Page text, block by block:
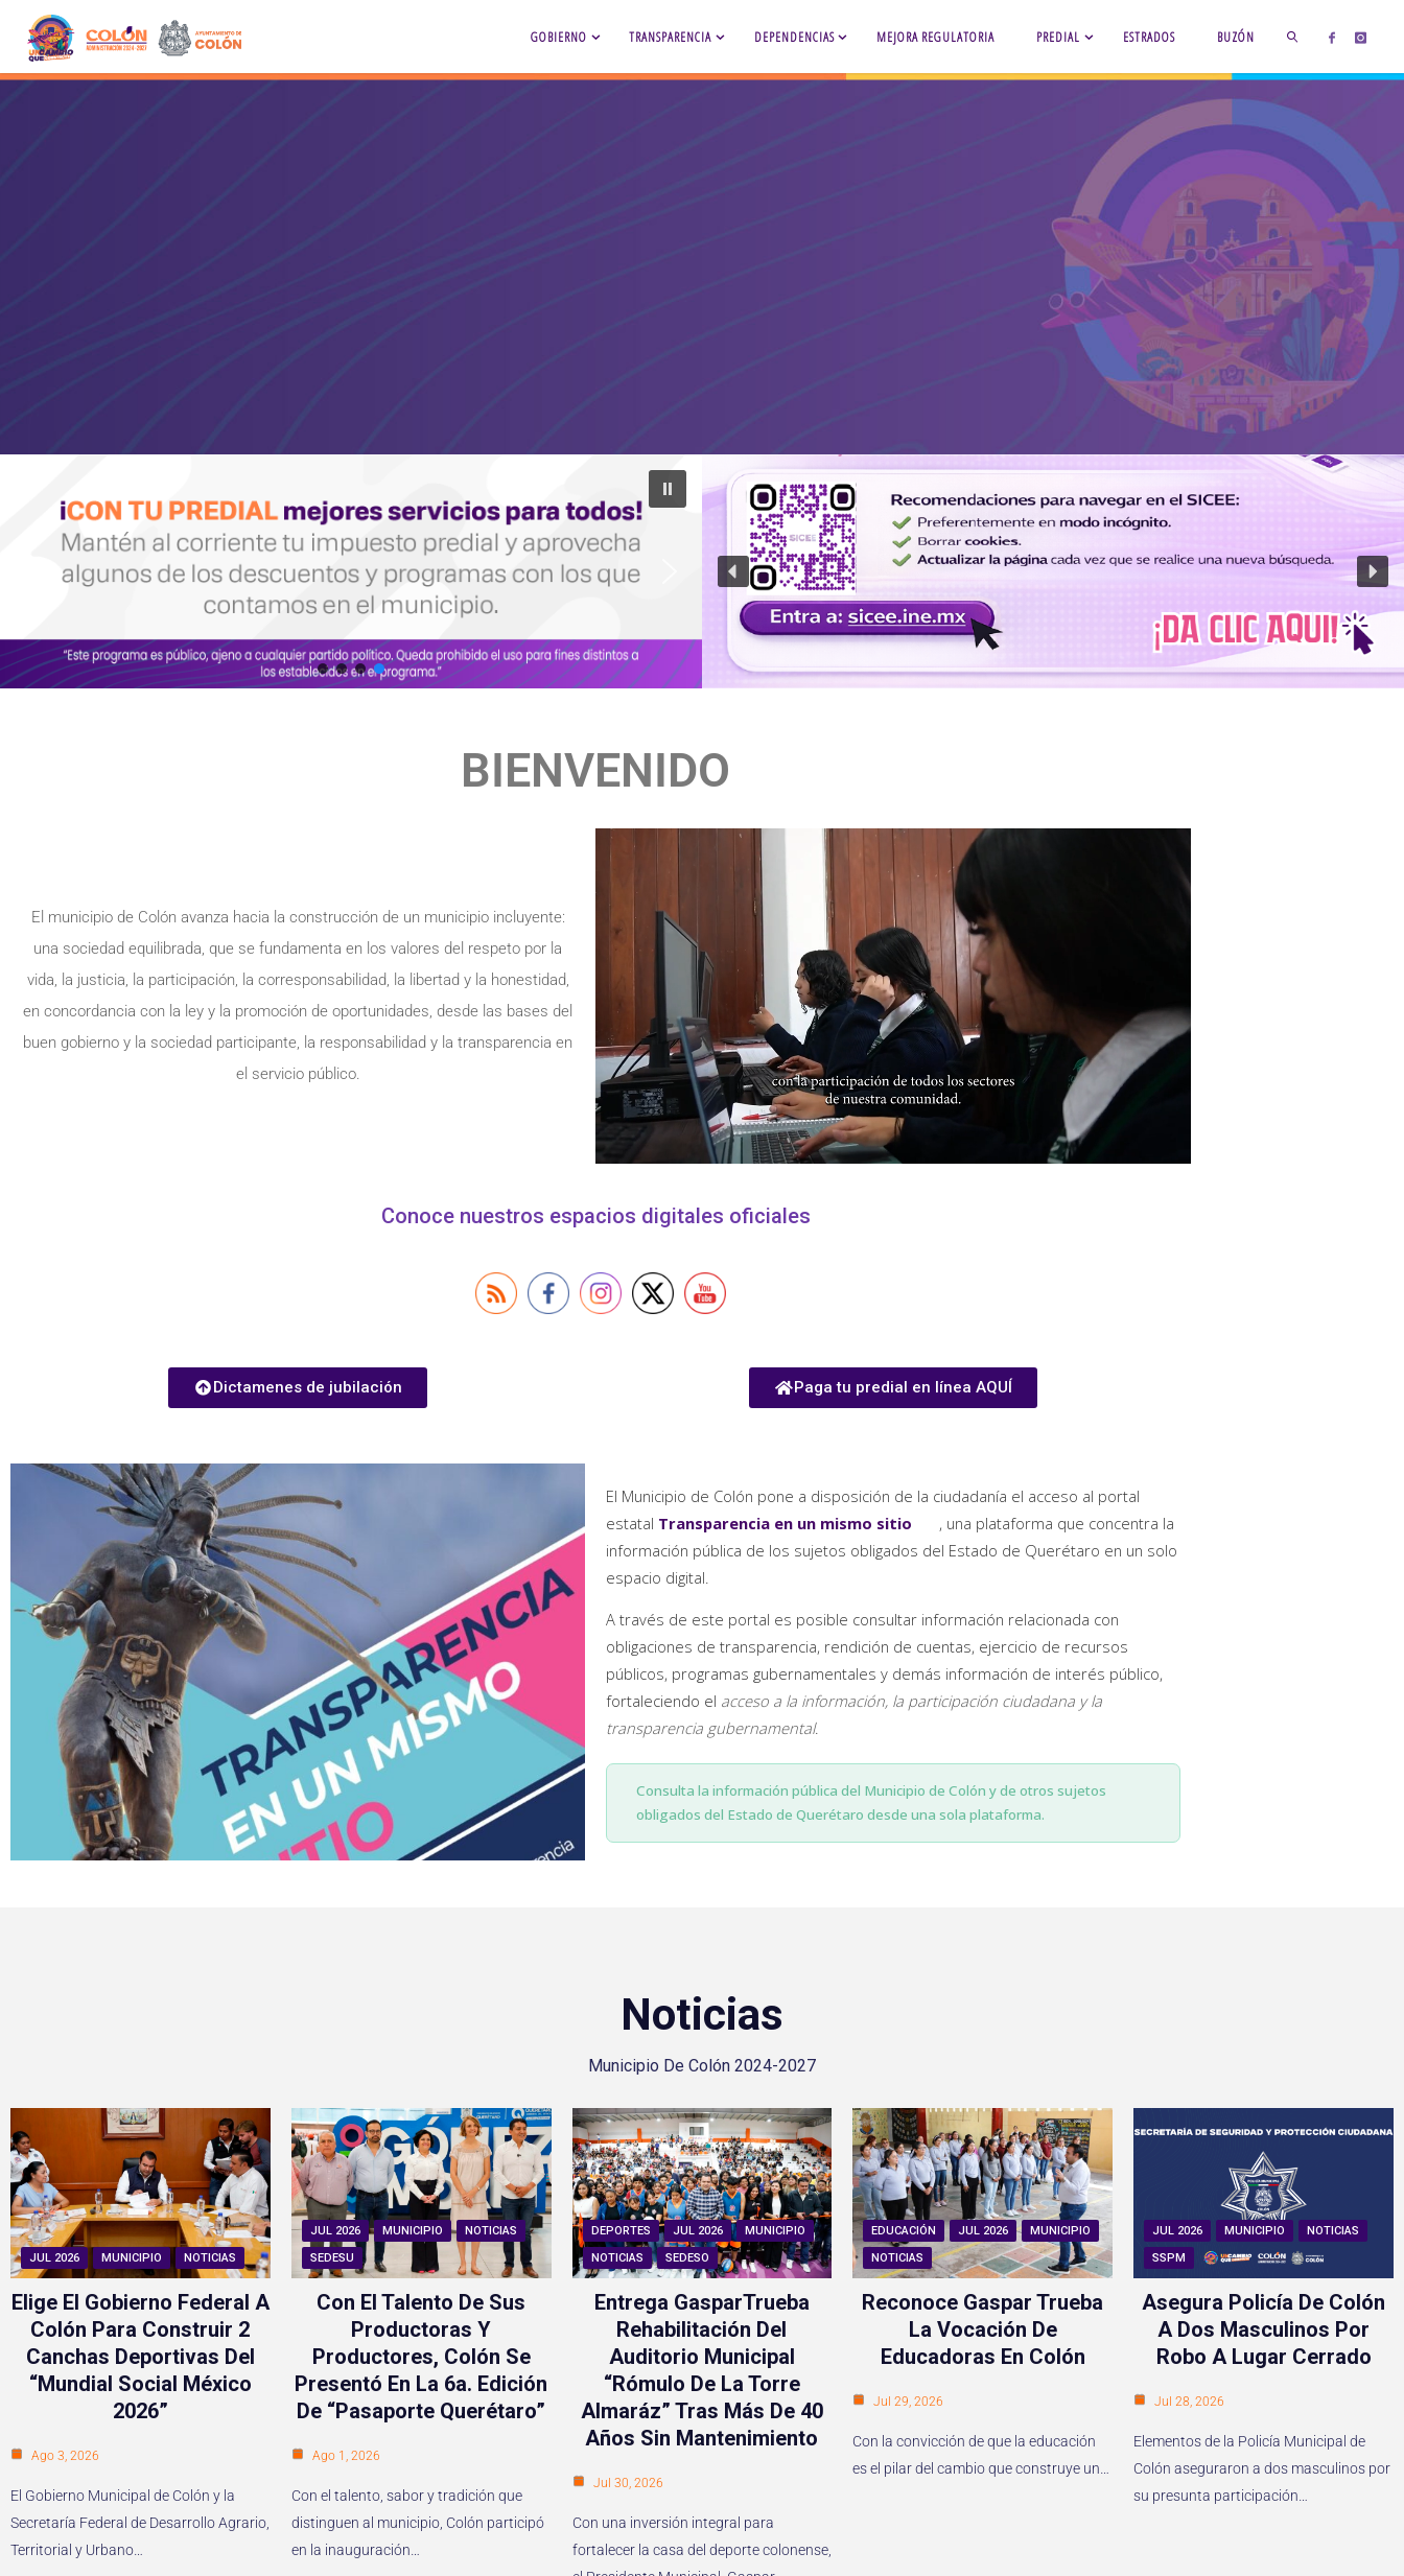
GOBIERNO TRANSPARENCIA DEPENDENCIAS MEJORA REGULATORIA PREDIAL ESTRADOS BUZÓN
BIENVENIDO
El municipio de Colón avanza hacia la construcción de un municipio incluyente:
una sociedad equilibrada, que se fundamenta en los valores del respeto por la
vida, la justicia, la participación, la corresponsabilidad, la libertad y la honestidad,
en concordancia con la ley y la promoción de oportunidades, desde las bases del
buen gobierno y la sociedad participante, la responsabilidad y la transparencia en
el servicio público.
Conoce nuestros espacios digitales oficiales
Dictamenes de jubilación Paga tu predial en línea AQUÍ
El Municipio de Colón pone a disposición de la ciudadanía el acceso al portal
estatal Transparencia en un mismo sitio
, una plataforma que concentra la
información pública de los sujetos obligados del Estado de Querétaro en un solo
espacio digital.
A través de este portal es posible consultar información relacionada con
obligaciones de transparencia, rendición de cuentas, ejercicio de recursos
públicos, programas gubernamentales y demás información de interés público,
fortaleciendo el acceso a la información, la participación ciudadana y la
transparencia gubernamental.
Consulta la información pública del Municipio de Colón y de otros sujetos
obligados del Estado de Querétaro desde una sola plataforma.
Noticias
Municipio De Colón 2024-2027
JUL 2026 MUNICIPIO NOTICIAS
Elige El Gobierno Federal A
Colón Para Construir 2
Canchas Deportivas Del
“Mundial Social México
2026”
Ago 3, 2026
El Gobierno Municipal de Colón y la
Secretaría Federal de Desarrollo Agrario,
Territorial y Urbano…
JUL 2026 MUNICIPIO
NOTICIAS
SEDESU
Con El Talento De Sus
Productoras Y
Productores, Colón Se
Presentó En La 6a. Edición
De “Pasaporte Querétaro”
Ago 1, 2026
Con el talento, sabor y tradición que
distinguen al municipio, Colón participó
en la inauguración…
DEPORTES JUL 2026
MUNICIPIO
NOTICIAS
SEDESO
Entrega GasparTrueba
Rehabilitación Del
Auditorio Municipal
“Rómulo De La Torre
Almaráz” Tras Más De 40
Años Sin Mantenimiento
Jul 30, 2026
Con una inversión integral para
fortalecer la casa del deporte colonense,
EDUCACIÓN JUL 2026
MUNICIPIO
NOTICIAS
Reconoce Gaspar Trueba
La Vocación De
Educadoras En Colón
Jul 29, 2026
Con la convicción de que la educación
es el pilar del cambio que construye un…
JUL 2026 MUNICIPIO
NOTICIAS
SSPM
Asegura Policía De Colón
A Dos Masculinos Por
Robo A Lugar Cerrado
Jul 28, 2026
Elementos de la Policía Municipal de
Colón aseguraron a dos masculinos por
su presunta participación…